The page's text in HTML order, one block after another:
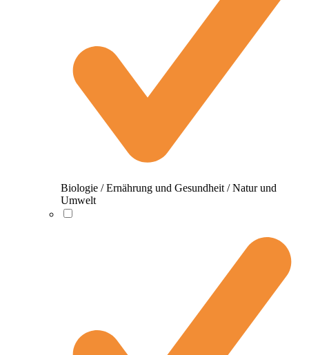
Biologie / Ernährung und Gesundheit / Natur und
Umwelt